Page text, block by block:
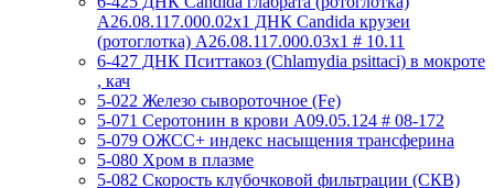
A26.08.117.000.02x1 ДНК Candida крузеи
(ротоглотка) A26.08.117.000.03x1 # 10.11
6-427 ДНК Пситтакоз (Chlamydia psittaci) в мокроте
, кач
5-022 Железо сывороточное (Fe)
5-071 Серотонин в крови A09.05.124 # 08-172
5-079 ОЖСС+ индекс насыщения трансферина
5-080 Хром в плазме
5-082 Скорость клубочковой фильтрации (СКВ)